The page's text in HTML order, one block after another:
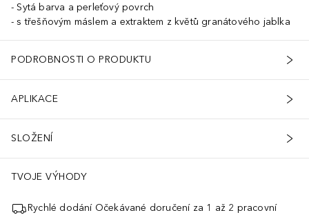
Sytá barva a perleťový povrch
s třešňovým máslem a extraktem z květů granátového jablka
PODROBNOSTI O PRODUKTU
APLIKACE
SLOŽENÍ
TVOJE VÝHODY
Rychlé dodání Očekávané doručení za 1 až 2 pracovní